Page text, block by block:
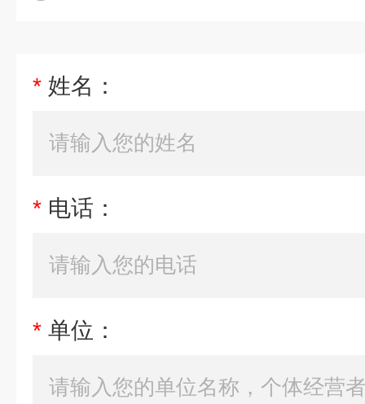
* 姓名：
* 电话：
* 单位：